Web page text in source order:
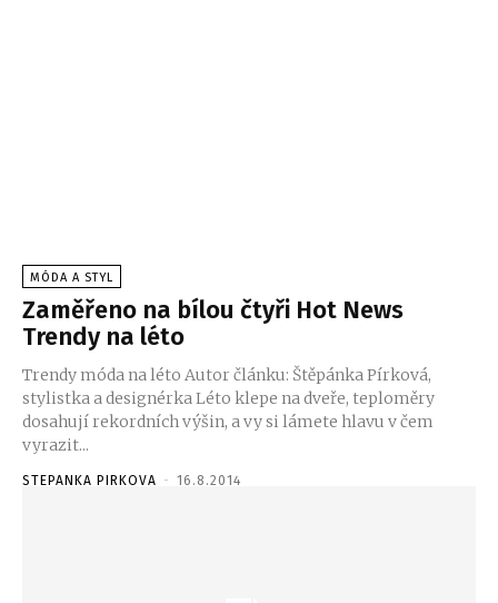
MÓDA A STYL
Zaměřeno na bílou čtyři Hot News
Trendy na léto
Trendy móda na léto Autor článku: Štěpánka Pírková,
stylistka a designérka Léto klepe na dveře, teploměry
dosahují rekordních výšin, a vy si lámete hlavu v čem
vyrazit...
STEPANKA PIRKOVA - 16.8.2014